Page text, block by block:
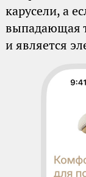
карусели, а
выпадающая
и является